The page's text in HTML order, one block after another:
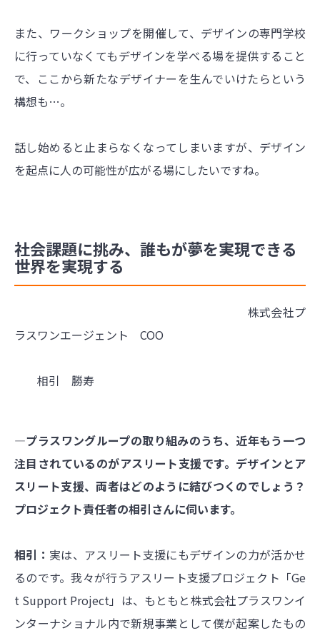
また、ワークショップを開催して、デザインの専門学校
に行っていなくてもデザインを学べる場を提供すること
で、ここから新たなデザイナーを生んでいけたらという
構想も…。
話し始めると止まらなくなってしまいますが、デザイン
を起点に人の可能性が広がる場にしたいですね。
社会課題に挑み、誰もが夢を実現できる
世界を実現する
株式会社プ
ラスワンエージェント COO
相引 勝寿
―プラスワングループの取り組みのうち、近年もう一つ
注目されているのがアスリート支援です。デザインとア
スリート支援、両者はどのように結びつくのでしょう？
プロジェクト責任者の相引さんに伺います。
相引： 実は、アスリート支援にもデザインの力が活かせ
るのです。我々が行うアスリート支援プロジェクト「Ge
t Support Project」は、もともと株式会社プラスワンイ
ンターナショナル内で新規事業として僕が起案したもの